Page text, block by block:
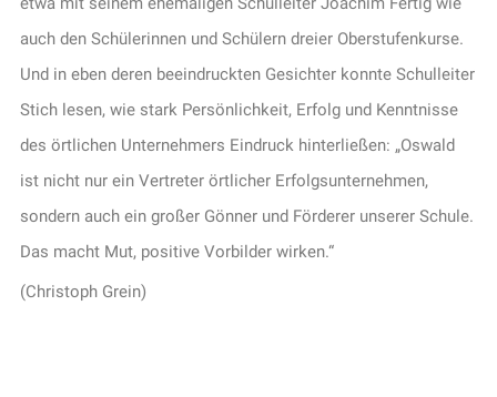
auch den Schülerinnen und Schülern dreier Oberstufenkurse.
Und in eben deren beeindruckten Gesichter konnte Schulleiter
Stich lesen, wie stark Persönlichkeit, Erfolg und Kenntnisse
des örtlichen Unternehmers Eindruck hinterließen: „Oswald
ist nicht nur ein Vertreter örtlicher Erfolgsunternehmen,
sondern auch ein großer Gönner und Förderer unserer Schule.
Das macht Mut, positive Vorbilder wirken.“
(Christoph Grein)